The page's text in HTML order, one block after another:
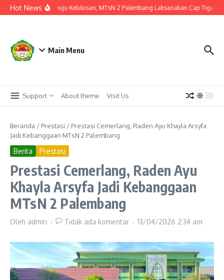
Lewati ke konten
Hot News
Langkah Akhir Menuju Kelulusan, MTsN 2 Palembang Laksanakan Cap Tiga Jari
Main Menu
Support About theme Visit Us
Beranda / Prestasi / Prestasi Cemerlang, Raden Ayu Khayla Arsyfa
Jadi Kebanggaan MTsN 2 Palembang
Berita Prestasi
Prestasi Cemerlang, Raden Ayu
Khayla Arsyfa Jadi Kebanggaan
MTsN 2 Palembang
Oleh admin Tidak ada komentar 13/04/2026 2:34 am